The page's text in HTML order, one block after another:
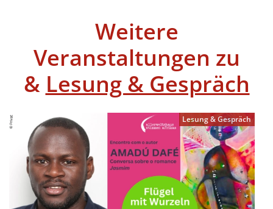
Weitere
Veranstaltungen zu
& Lesung & Gespräch
Lesung & Gespräch